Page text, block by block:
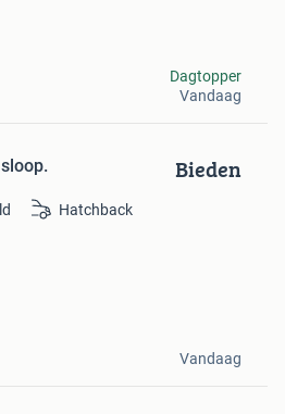
Dagtopper
Vandaag
Bieden
Hatchback
Vandaag